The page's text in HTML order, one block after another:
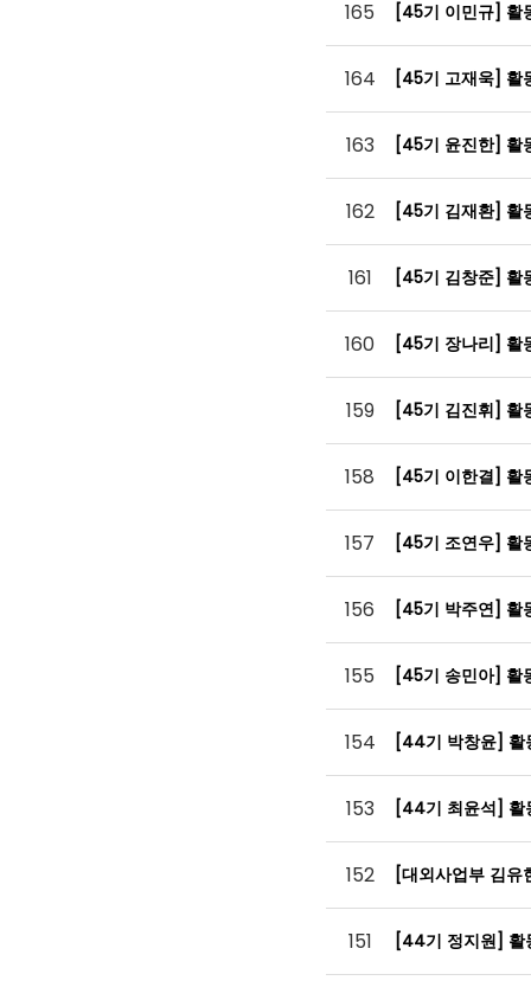
165 [45기 이민규] 활
164 [45기 고재욱] 활
163 [45기 윤진한] 활
162 [45기 김재환] 활
161 [45기 김창준] 활
160 [45기 장나리] 활
159 [45기 김진휘] 활
158 [45기 이한결] 활
157 [45기 조연우] 활
156 [45기 박주연] 활
155 [45기 송민아] 활
154 [44기 박창윤]
153 [44기 최윤석]
152 [대외사업부 김
151 [44기 정지원]